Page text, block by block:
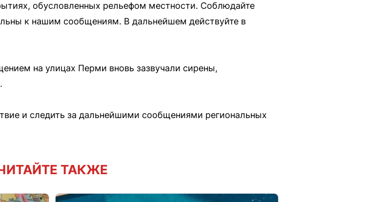
обусловленных рельефом местности. Соблюдайте
к нашим сообщениям. В дальнейшем действуйте в
на улицах Перми вновь зазвучали сирены,
и следить за дальнейшими сообщениями региональных
ТАКЖЕ